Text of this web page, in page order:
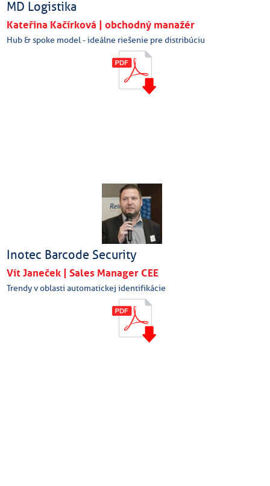
MD Logistika
Kateřina Kačírková | obchodný manažér
Hub & spoke model - ideálne riešenie pre distribúciu
Inotec Barcode Security
Vít Janeček | Sales Manager CEE
Trendy v oblasti automatickej identifikácie